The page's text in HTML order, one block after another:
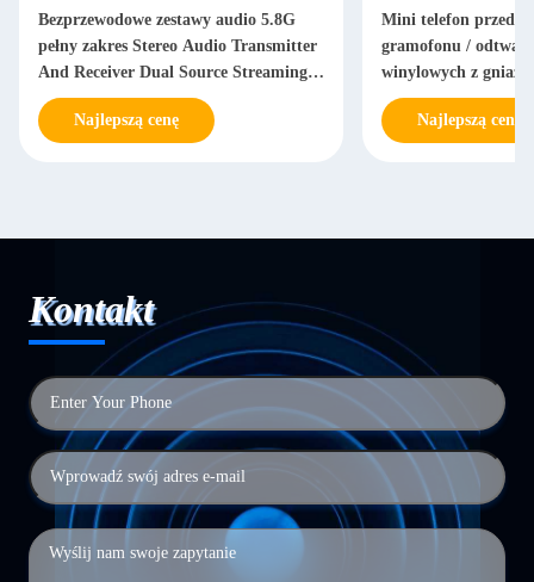
Bezprzewodowe zestawy audio 5.8G
pełny zakres Stereo Audio Transmitter
And Receiver Dual Source Streaming
Audio Adapter
Najlepszą cenę
Mini telefon
gramofonu /
winylowych z
słuchawkowym RCA
Najlepszą cenę
Kontakt